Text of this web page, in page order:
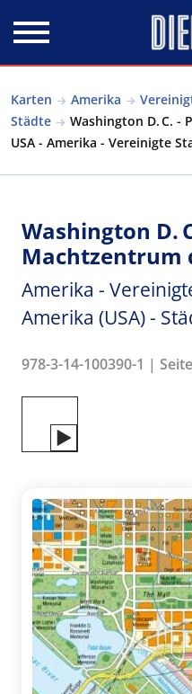
Karten Amerika
Städte
Washington D. C. -
USA - Amerika - Vereinigte
Washington D.
Machtzentrum
Amerika -
Amerika (USA) -
978-3-14-100390-1 |